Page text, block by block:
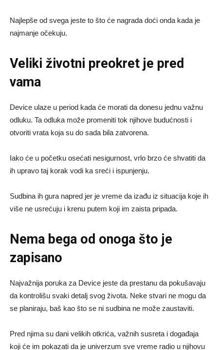
Najlepše od svega jeste to što će nagrada doći onda kada je
najmanje očekuju.
Veliki životni preokret je pred
vama
Device ulaze u period kada će morati da donesu jednu važnu
odluku. Ta odluka može promeniti tok njihove budućnosti i
otvoriti vrata koja su do sada bila zatvorena.
Iako će u početku osećati nesigurnost, vrlo brzo će shvatiti da
ih upravo taj korak vodi ka sreći i ispunjenju.
Sudbina ih gura napred jer je vreme da izađu iz situacija koje ih
više ne usrećuju i krenu putem koji im zaista pripada.
Nema bega od onoga što je
zapisano
Najvažnija poruka za Device jeste da prestanu da pokušavaju
da kontrolišu svaki detalj svog života. Neke stvari ne mogu da
se planiraju, baš kao što se ni sudbina ne može zaustaviti.
Pred njima su dani velikih otkrića, važnih susreta i događaja
koji će im pokazati da je univerzum sve vreme radio u njihovu